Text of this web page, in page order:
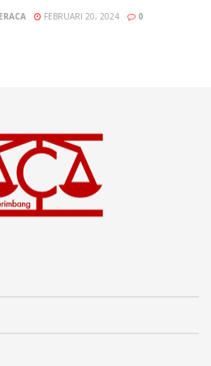
FEBRUARI 20, 2024 0